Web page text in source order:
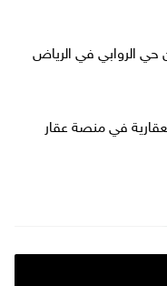
حي الروابي في الرياض
في منصة عقار